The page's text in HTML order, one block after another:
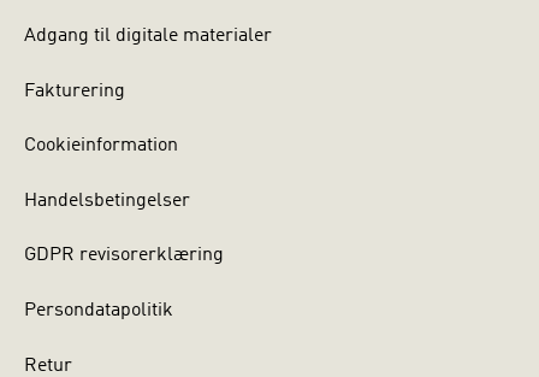
Adgang til digitale materialer
Fakturering
Cookieinformation
Handelsbetingelser
GDPR revisorerklæring
Persondatapolitik
Retur